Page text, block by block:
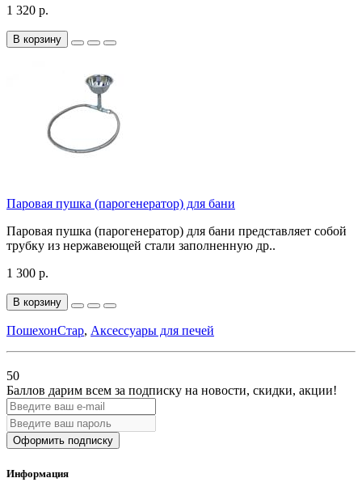
1 320 р.
В корзину
Паровая пушка (парогенератор) для бани
Паровая пушка (парогенератор) для бани представляет собой
трубку из нержавеющей стали заполненную др..
1 300 р.
В корзину
ПошехонСтар, Аксессуары для печей
50
Баллов дарим всем за подписку на новости, скидки, акции!
Оформить подписку
Информация